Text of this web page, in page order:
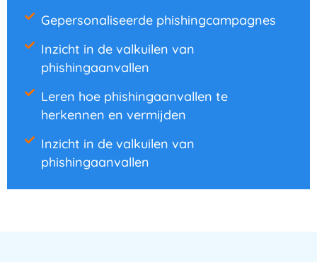
Gepersonaliseerde phishingcampagnes
Inzicht in de valkuilen van
phishingaanvallen
Leren hoe phishingaanvallen te
herkennen en vermijden
Inzicht in de valkuilen van
phishingaanvallen